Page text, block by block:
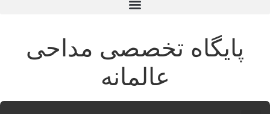
پایگاه تخصصی مداحی
عالمانه